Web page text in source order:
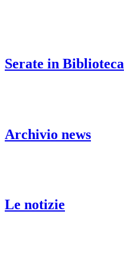
Serate in Biblioteca
Archivio news
Le notizie